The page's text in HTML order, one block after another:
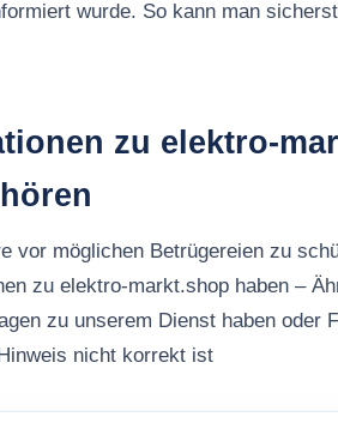
wurde. So kann man
zu elektro-
vor möglichen Betrügereien zu
zu elektro-markt.shop haben –
zu unserem Dienst haben oder
nicht korrekt ist